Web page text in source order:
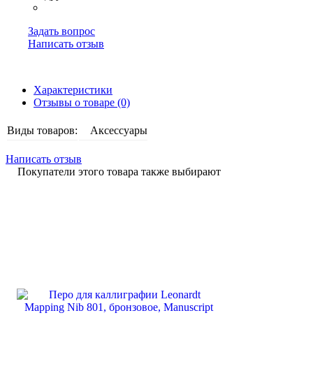
Задать вопрос
Написать отзыв
Характеристики
Отзывы о товаре (0)
Виды товаров: Аксессуары
Написать отзыв
Покупатели этого товара также выбирают